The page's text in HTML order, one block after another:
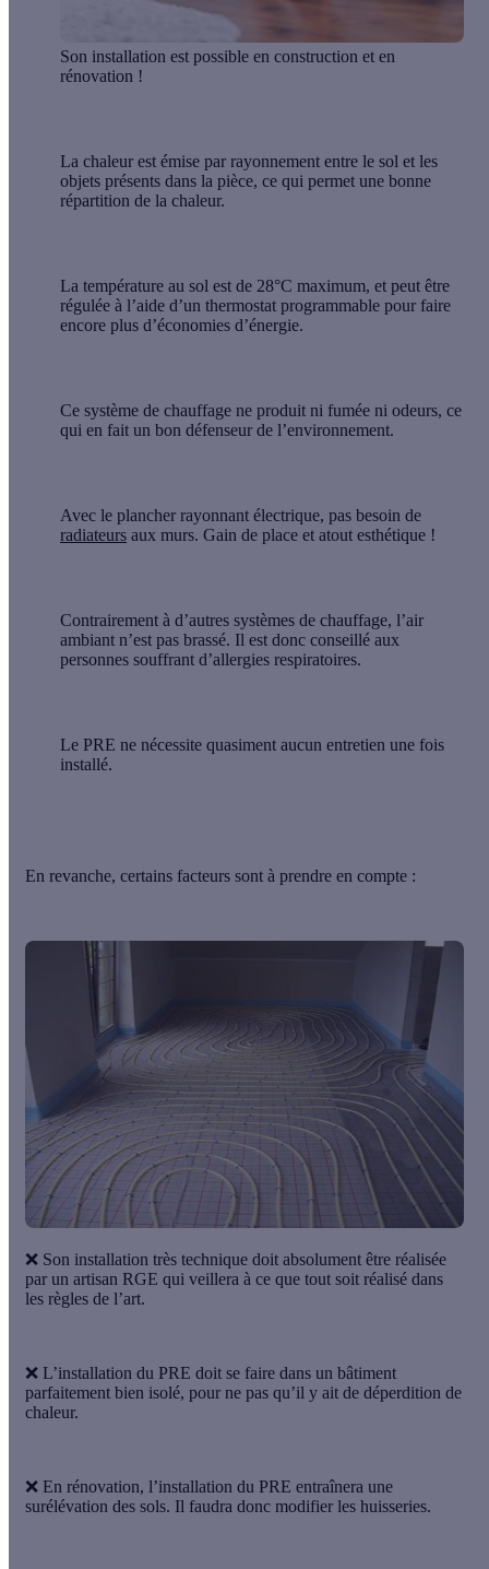
Son installation est possible en construction et en
rénovation !
La chaleur est émise par rayonnement entre le sol et les
objets présents dans la pièce, ce qui permet une bonne
répartition de la chaleur.
La température au sol est de 28°C maximum, et peut être
régulée à l’aide d’un thermostat programmable pour faire
encore plus d’économies d’énergie.
Ce système de chauffage ne produit ni fumée ni odeurs, ce
qui en fait un bon défenseur de l’environnement.
Avec le plancher rayonnant électrique, pas besoin de
radiateurs aux murs. Gain de place et atout esthétique !
Contrairement à d’autres systèmes de chauffage, l’air
ambiant n’est pas brassé. Il est donc conseillé aux
personnes souffrant d’allergies respiratoires.
Le PRE ne nécessite quasiment aucun entretien une fois
installé.
En revanche, certains facteurs sont à prendre en compte :
❌ Son installation très technique doit absolument être réalisée
par un artisan RGE qui veillera à ce que tout soit réalisé dans
les règles de l’art.
❌ L’installation du PRE doit se faire dans un bâtiment
parfaitement bien isolé, pour ne pas qu’il y ait de déperdition de
chaleur.
❌ En rénovation, l’installation du PRE entraînera une
surélévation des sols. Il faudra donc modifier les huisseries.